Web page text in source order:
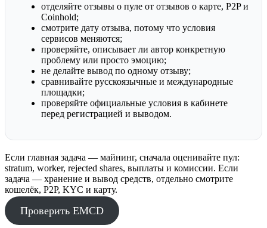
отделяйте отзывы о пуле от отзывов о карте, P2P и
Coinhold;
смотрите дату отзыва, потому что условия
сервисов меняются;
проверяйте, описывает ли автор конкретную
проблему или просто эмоцию;
не делайте вывод по одному отзыву;
сравнивайте русскоязычные и международные
площадки;
проверяйте официальные условия в кабинете
перед регистрацией и выводом.
Если главная задача — майнинг, сначала оценивайте пул:
stratum, worker, rejected shares, выплаты и комиссии. Если
задача — хранение и вывод средств, отдельно смотрите
кошелёк, P2P, KYC и карту.
Проверить EMCD